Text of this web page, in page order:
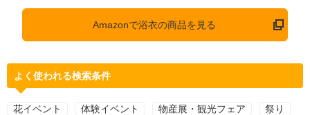
Amazonで浴衣の商品を見る
よく使われる検索条件
花イベント 体験イベント 物産展・観光フェア 祭り